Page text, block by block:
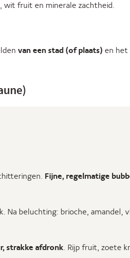
wit fruit en minerale zachtheid.
van een stad (of plaats) en het
Fijne, regelmatige
Na beluchting: brioche, amandel,
strakke afdronk. Rijp fruit, zoete